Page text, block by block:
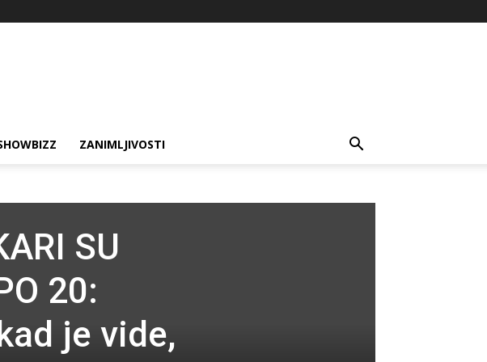
ZANIMLJIVOSTI
SU
20:
je vide,